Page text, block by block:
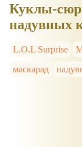
Куклы-
надувных
L.O.L Surprise
маскарад